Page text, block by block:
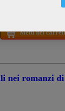
Metti nel
nei romanzi